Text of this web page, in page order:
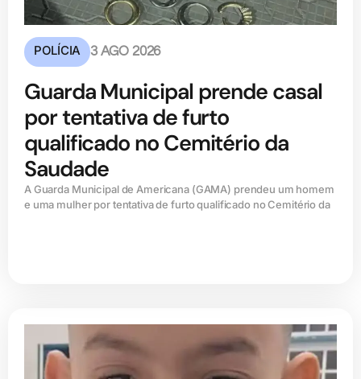
POLÍCIA 3 AGO 2026
Guarda Municipal prende casal
por tentativa de furto
qualificado no Cemitério da
Saudade
A Guarda Municipal de Americana (GAMA) prendeu um homem
e uma mulher por tentativa de furto qualificado no Cemitério da